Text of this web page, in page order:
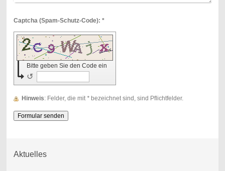
Captcha (Spam-Schutz-Code): *
Bitte geben Sie den Code ein
↺
Hinweis : Felder, die mit *bezeichnet sind, sind Pflichtfelder.
Aktuelles